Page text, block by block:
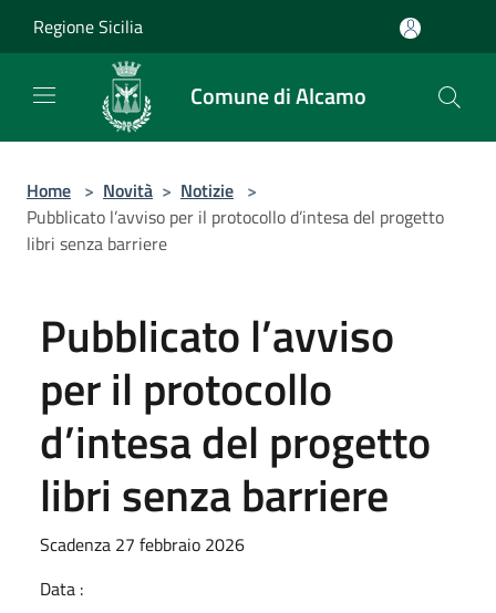
Regione Sicilia
Comune di Alcamo
Home > Novità > Notizie >
Pubblicato l’avviso per il protocollo d’intesa del progetto
libri senza barriere
Pubblicato l’avviso
per il protocollo
d’intesa del progetto
libri senza barriere
Scadenza 27 febbraio 2026
Data :